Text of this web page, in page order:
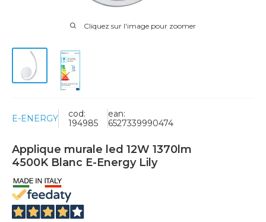
Cliquez sur l'image pour zoomer
E-ENERGY
cod:
194985
ean:
6527339990474
Applique murale led 12W 1370lm
4500K Blanc E-Energy Lily